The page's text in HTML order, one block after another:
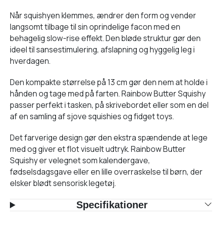
Når squishyen klemmes, ændrer den form og vender
langsomt tilbage til sin oprindelige facon med en
behagelig slow-rise effekt. Den bløde struktur gør den
ideel til sansestimulering, afslapning og hyggelig leg i
hverdagen.
Den kompakte størrelse på 13 cm gør den nem at holde i
hånden og tage med på farten. Rainbow Butter Squishy
passer perfekt i tasken, på skrivebordet eller som en del
af en samling af sjove squishies og fidget toys.
Det farverige design gør den ekstra spændende at lege
med og giver et flot visuelt udtryk. Rainbow Butter
Squishy er velegnet som kalendergave,
fødselsdagsgave eller en lille overraskelse til børn, der
elsker blødt sensorisk legetøj.
Specifikationer